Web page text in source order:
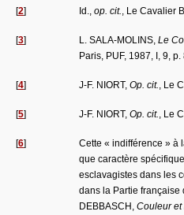
[2] Id., op. cit. , Le Cavalier
[3] L. SALA-MOLINS, Le
Paris, PUF, 1987, I, 9, p.
[4] J-F. NIORT, Op. cit. , Le
[5] J-F. NIORT, Op. cit. , Le
[6]
Cette « indifférence » à
que caractère
esclavagistes dans les
dans la Partie française
DEBBASCH, Couleur et